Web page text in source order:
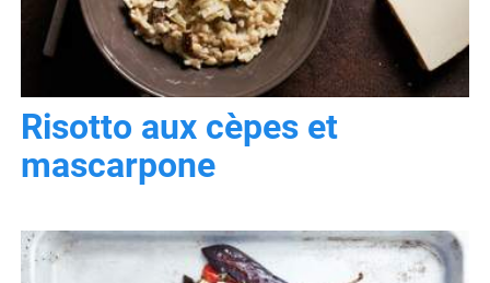
Risotto aux cèpes et
mascarpone